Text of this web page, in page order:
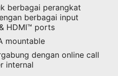
berbagai perangkat
berbagai input
HDMI™ ports
mountable
dengan online call
internal